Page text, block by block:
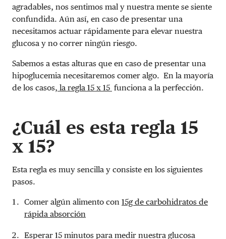
agradables, nos sentimos mal y nuestra mente se siente
confundida. Aún así, en caso de presentar una
necesitamos actuar rápidamente para elevar nuestra
glucosa y no correr ningún riesgo.
Sabemos a estas alturas que en caso de presentar una
hipoglucemia necesitaremos comer algo. En la mayoría
de los casos, la regla 15 x 15 funciona a la perfección.
¿Cuál es esta regla 15
x 15?
Esta regla es muy sencilla y consiste en los siguientes
pasos.
Comer algún alimento con 15g de carbohidratos de
rápida absorción
Esperar 15 minutos para medir nuestra glucosa